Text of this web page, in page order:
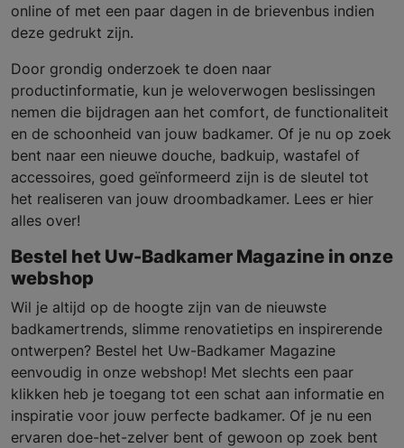
online of met een paar dagen in de brievenbus indien
deze gedrukt zijn.
Door grondig onderzoek te doen naar
productinformatie, kun je weloverwogen beslissingen
nemen die bijdragen aan het comfort, de functionaliteit
en de schoonheid van jouw badkamer. Of je nu op zoek
bent naar een nieuwe douche, badkuip, wastafel of
accessoires, goed geïnformeerd zijn is de sleutel tot
het realiseren van jouw droombadkamer. Lees er hier
alles over!
Bestel het Uw-Badkamer Magazine in onze
webshop
Wil je altijd op de hoogte zijn van de nieuwste
badkamertrends, slimme renovatietips en inspirerende
ontwerpen? Bestel het Uw-Badkamer Magazine
eenvoudig in onze webshop! Met slechts een paar
klikken heb je toegang tot een schat aan informatie en
inspiratie voor jouw perfecte badkamer. Of je nu een
ervaren doe-het-zelver bent of gewoon op zoek bent